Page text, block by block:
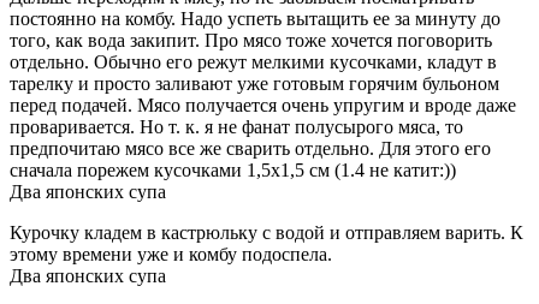
постоянно на комбу. Надо успеть вытащить ее за минуту до
того, как вода закипит. Про мясо тоже хочется поговорить
отдельно. Обычно его режут мелкими кусочками, кладут в
тарелку и просто заливают уже готовым горячим бульоном
перед подачей. Мясо получается очень упругим и вроде даже
проваривается. Но т. к. я не фанат полусырого мяса, то
предпочитаю мясо все же сварить отдельно. Для этого его
сначала порежем кусочками 1,5х1,5 см (1.4 не катит:))
Два японских супа
Курочку кладем в кастрюльку с водой и отправляем варить. К
этому времени уже и комбу подоспела.
Два японских супа